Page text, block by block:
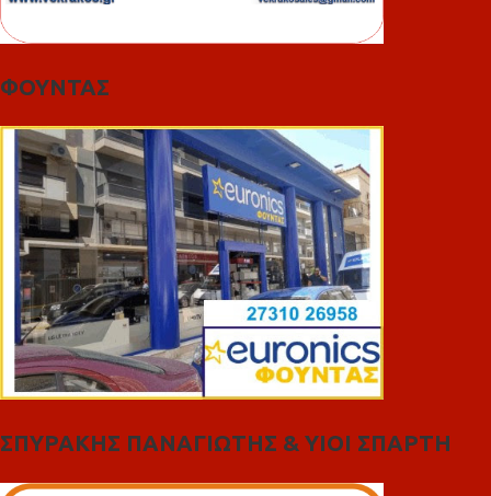
ΦΟΥΝΤΑΣ
ΣΠΥΡΑΚΗΣ ΠΑΝΑΓΙΩΤΗΣ & YIOI ΣΠΑΡΤΗ